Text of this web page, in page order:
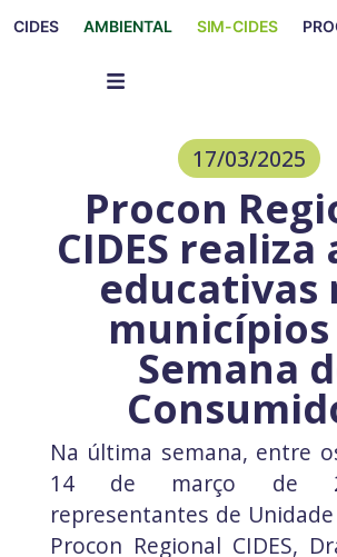
CIDES AMBIENTAL SIM-CIDES
17/03/2025
Procon
CIDES realiza
educativas
municípios
Semana
Na última semana, entre
14 de março de
representantes de
Procon Regional CIDES,